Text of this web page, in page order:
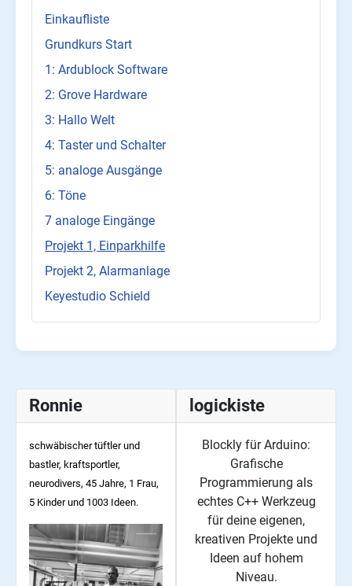
Einkaufliste
Grundkurs Start
1: Ardublock Software
2: Grove Hardware
3: Hallo Welt
4: Taster und Schalter
5: analoge Ausgänge
6: Töne
7 analoge Eingänge
Projekt 1, Einparkhilfe
Projekt 2, Alarmanlage
Keyestudio Schield
Ronnie
schwäbischer tüftler und
bastler, kraftsportler,
neurodivers, 45 Jahre, 1 Frau,
5 Kinder und 1003 Ideen.
logickiste
Blockly für Arduino:
Grafische
Programmierung als
echtes C++ Werkzeug
für deine eigenen,
kreativen Projekte und
Ideen auf hohem
Niveau.